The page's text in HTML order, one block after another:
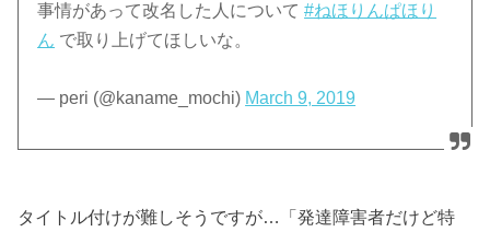
事情があって改名した人について#ねほりんぱほり
ん で取り上げてほしいな。
— peri (@kaname_mochi) March 9, 2019
タイトル付けが難しそうですが…「発達障害者だけど特